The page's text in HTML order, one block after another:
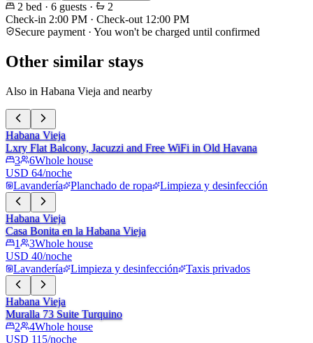
2 bed · 6 guests ·
2
Check-in 2:00 PM · Check-out 12:00 PM
Secure payment · You won't be charged until confirmed
Other similar stays
Also in Habana Vieja and nearby
Habana Vieja
Lxry Flat Balcony, Jacuzzi and Free WiFi in Old Havana
3
6Whole house
USD 64/noche
Lavandería
Planchado de ropa Limpieza y desinfección
Habana Vieja
Casa Bonita en la Habana Vieja
1
3Whole house
USD 40/noche
Lavandería
Limpieza y desinfección Taxis privados
Habana Vieja
Muralla 73 Suite Turquino
2
4Whole house
USD 115/noche